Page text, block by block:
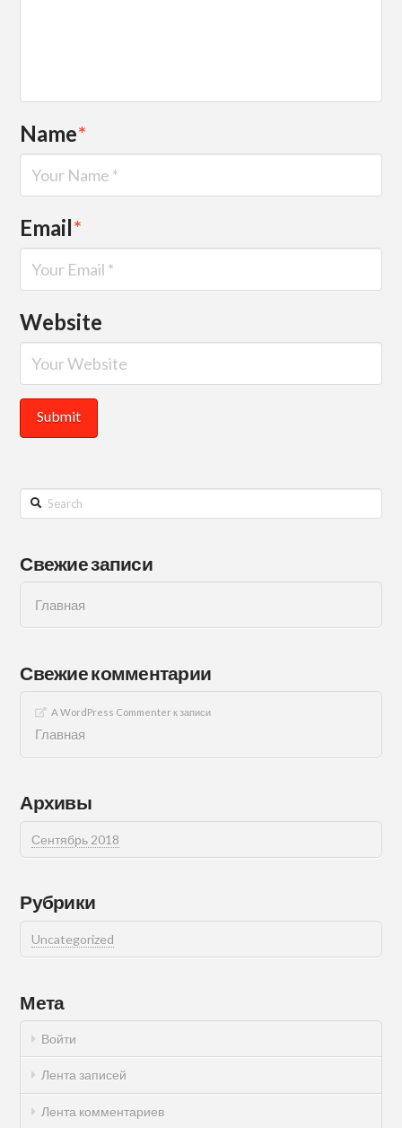
Name*
Email*
Website
Search
Свежие записи
Главная
Свежие комментарии
A WordPress Commenterк записи
Главная
Архивы
Сентябрь 2018
Рубрики
Uncategorized
Мета
Войти
Лента записей
Лента комментариев